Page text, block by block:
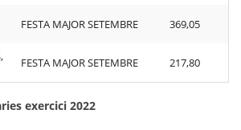
FESTA MAJOR SETEMBRE 369,05
FESTA MAJOR SETEMBRE 217,80
exercici 2022